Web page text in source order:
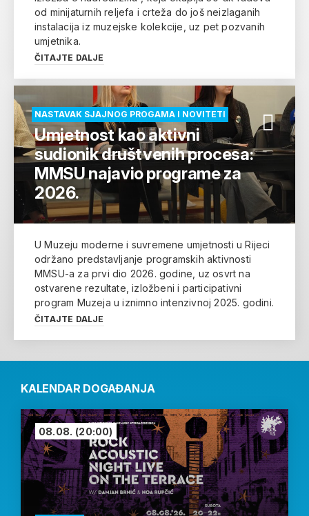
od minijaturnih reljefa i crteža do još neizlaganih
instalacija iz muzejske kolekcije, uz pet pozvanih
umjetnika.
ČITAJTE DALJE
NASTAVAK SJAJNOG PROGAMA I NOVITETI
Umjetnost kao aktivni
sudionik društvenih procesa:
MMSU najavio programe za
2026.
U Muzeju moderne i suvremene umjetnosti u Rijeci
održano predstavljanje programskih aktivnosti
MMSU-a za prvi dio 2026. godine, uz osvrt na
ostvarene rezultate, izložbeni i participativni
program Muzeja u iznimno intenzivnoj 2025. godini.
ČITAJTE DALJE
KALENDAR DOGAĐANJA
08.08. (20:00)